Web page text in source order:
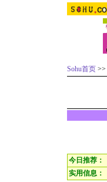
Sohu首页 >>
今日推荐：
实用信息：